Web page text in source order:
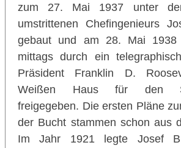
zum 27. Mai 1937 unter
umstrittenen Chefingenieurs
gebaut und am 28. Mai
mittags durch ein
Präsident Franklin D.
Weißen Haus für den
freigegeben. Die ersten Pläne
der Bucht stammen schon aus
Im Jahr 1921 legte Josef